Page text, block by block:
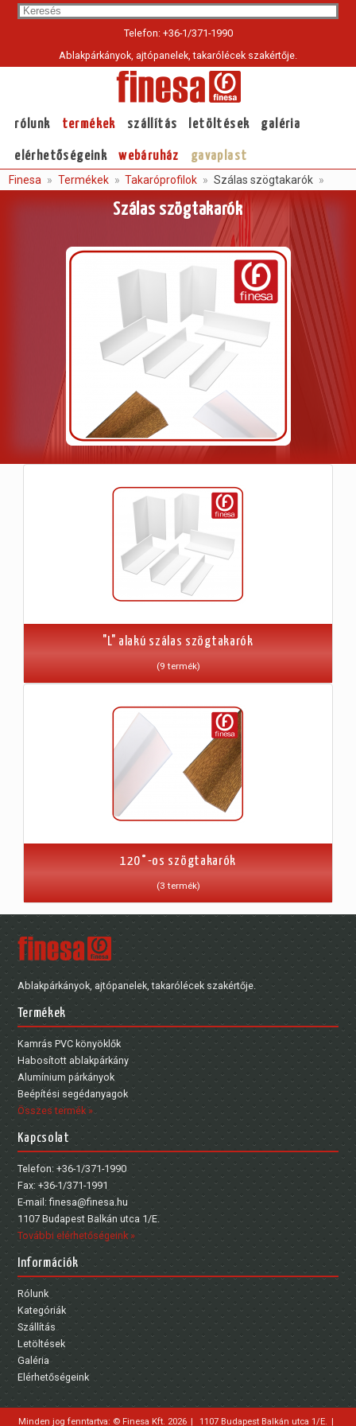
Telefon: +36-1/371-1990
Ablakpárkányok, ajtópanelek, takarólécek szakértője.
rólunk
page:
termékek szállítás letöltések galéria
elérhetőségeink webáruház gavaplast
Finesa Termékek Takaróprofilok Szálas szögtakarók
Szálas szögtakarók
"L" alakú szálas szögtakarók
(9 termék)
120°-os szögtakarók
(3 termék)
Ablakpárkányok, ajtópanelek, takarólécek szakértője.
Termékek
Kamrás PVC könyöklők
Habosított ablakpárkány
Alumínium párkányok
Beépítési segédanyagok
Összes termék »
Kapcsolat
Telefon: +36-1/371-1990
Fax: +36-1/371-1991
E-mail: finesa@finesa.hu
1107 Budapest Balkán utca 1/E.
További elérhetőségeink »
Információk
Rólunk
Kategóriák
Szállítás
Letöltések
Galéria
Elérhetőségeink
Minden jog fenntartva: © Finesa Kft. 2026 | 1107 Budapest Balkán utca 1/E. |